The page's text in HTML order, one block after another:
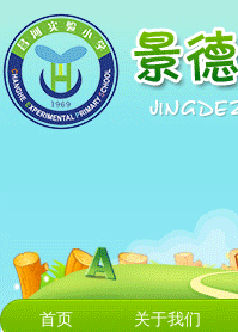
首页 关于我们